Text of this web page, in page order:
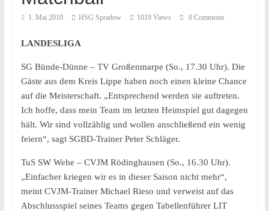
1. Mai 2010 HSG Spradow 1019 Views 0 Comments
LANDESLIGA
SG Bünde-Dünne – TV Großenmarpe (So., 17.30 Uhr). Die
Gäste aus dem Kreis Lippe haben noch einen kleine Chance
auf die Meisterschaft. „Entsprechend werden sie auftreten.
Ich hoffe, dass mein Team im letzten Heimspiel gut dagegen
hält. Wir sind vollzählig und wollen anschließend ein wenig
feiern“, sagt SGBD-Trainer Peter Schläger.
TuS SW Wehe – CVJM Rödinghausen (So., 16.30 Uhr).
„Einfacher kriegen wir es in dieser Saison nicht mehr“,
meint CVJM-Trainer Michael Rieso und verweist auf das
Abschlussspiel seines Teams gegen Tabellenführer LIT